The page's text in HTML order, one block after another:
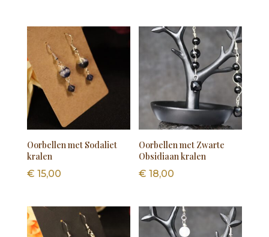
Oorbellen met Sodaliet
kralen
€ 15,00
Oorbellen met Zwarte
Obsidiaan kralen
€ 18,00